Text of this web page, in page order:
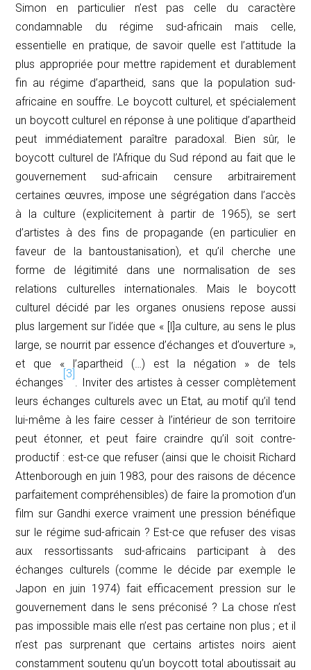
Simon en particulier n’est pas celle du caractère
condamnable du régime sud-africain mais celle,
essentielle en pratique, de savoir quelle est l’attitude la
plus appropriée pour mettre rapidement et durablement
fin au régime d’apartheid, sans que la population sud-
africaine en souffre. Le boycott culturel, et spécialement
un boycott culturel en réponse à une politique d’apartheid
peut immédiatement paraître paradoxal. Bien sûr, le
boycott culturel de l’Afrique du Sud répond au fait que le
gouvernement sud-africain censure arbitrairement
certaines œuvres, impose une ségrégation dans l’accès
à la culture (explicitement à partir de 1965), se sert
d’artistes à des fins de propagande (en particulier en
faveur de la bantoustanisation), et qu’il cherche une
forme de légitimité dans une normalisation de ses
relations culturelles internationales. Mais le boycott
culturel décidé par les organes onusiens repose aussi
plus largement sur l’idée que « [l]a culture, au sens le plus
large, se nourrit par essence d’échanges et d’ouverture »,
et que « l’apartheid (…) est la négation » de tels
échanges
[3]
. Inviter des artistes à cesser complètement
leurs échanges culturels avec un Etat, au motif qu’il tend
lui-même à les faire cesser à l’intérieur de son territoire
peut étonner, et peut faire craindre qu’il soit contre-
productif : est-ce que refuser (ainsi que le choisit Richard
Attenborough en juin 1983, pour des raisons de décence
parfaitement compréhensibles) de faire la promotion d’un
film sur Gandhi exerce vraiment une pression bénéfique
sur le régime sud-africain ? Est-ce que refuser des visas
aux ressortissants sud-africains participant à des
échanges culturels (comme le décide par exemple le
Japon en juin 1974) fait efficacement pression sur le
gouvernement dans le sens préconisé ? La chose n’est
pas impossible mais elle n’est pas certaine non plus ; et il
n’est pas surprenant que certains artistes noirs aient
constamment soutenu qu’un boycott total aboutissait au